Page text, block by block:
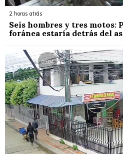
2 horas atrás
Seis hombres y tres motos:
foránea estaría detrás del